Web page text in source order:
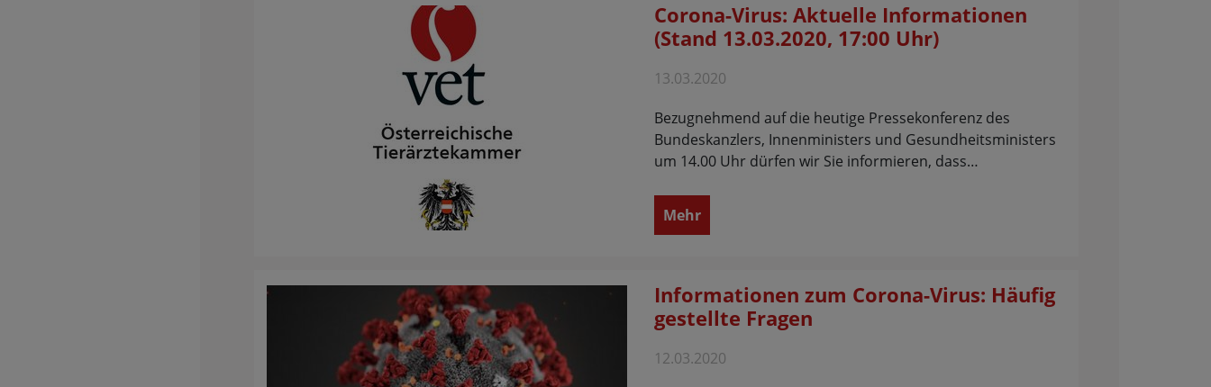
Corona-Virus: Aktuelle Informationen
(Stand 13.03.2020, 17:00 Uhr)
13.03.2020
Bezugnehmend auf die heutige Pressekonferenz des
Bundeskanzlers, Innenministers und Gesundheitsministers
um 14.00 Uhr dürfen wir Sie informieren, dass…
Mehr
Informationen zum Corona-Virus: Häufig
gestellte Fragen
12.03.2020